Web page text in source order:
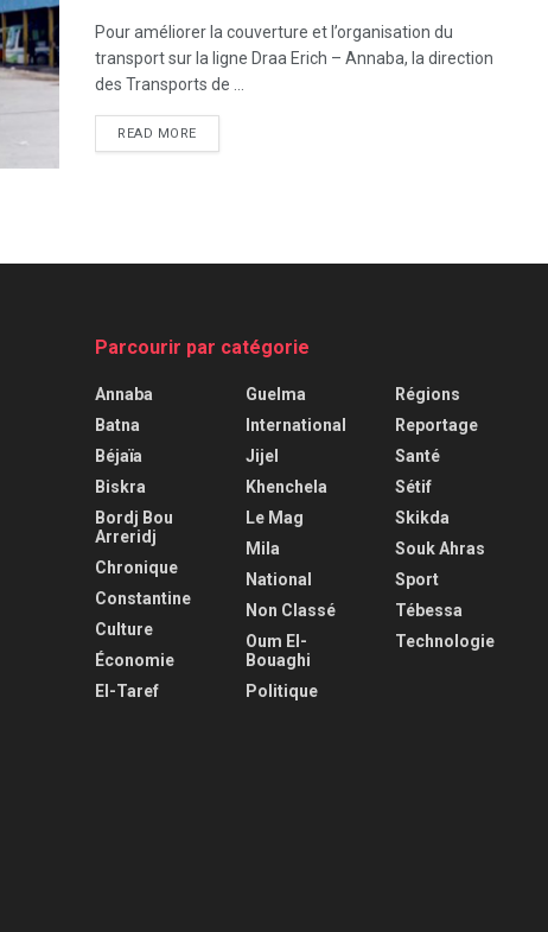
Pour améliorer la couverture et l’organisation du
transport sur la ligne Draa Erich – Annaba, la direction
des Transports de ...
READ MORE
Parcourir par catégorie
Annaba
Batna
Béjaïa
Biskra
Bordj Bou
Arreridj
Chronique
Constantine
Culture
Économie
El-Taref
Guelma
International
Jijel
Khenchela
Le Mag
Mila
National
Non Classé
Oum El-
Bouaghi
Politique
Régions
Reportage
Santé
Sétif
Skikda
Souk Ahras
Sport
Tébessa
Technologie